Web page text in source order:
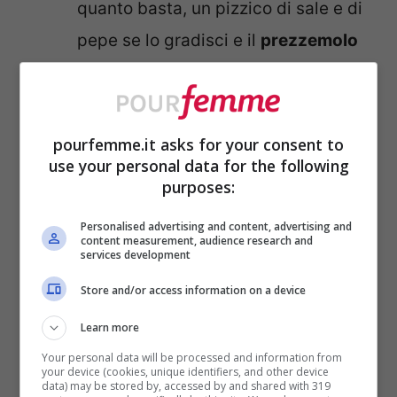
quanto basta, un pizzico di sale e di
pepe se lo gradisci e il prezzemolo
essiccato.
Mescola tutto delicatamente
dal
basso verso l’alto, così da non
scomporre il tutto. Se preferisci puoi
aggiungere anche altre spezie come
timo oppure origano.
Metti il composto in una padella
antiaderente
qualche minuto. Non appena il
succo di limone sarà asciutto spegni
pourfemme.it asks for your consent to
use your personal data for the following
purposes:
Personalised advertising and content, advertising and
content measurement, audience research and
services development
Store and/or access information on a device
Learn more
Your personal data will be processed and information from
your device (cookies, unique identifiers, and other device
data) may be stored by, accessed by and shared with 319